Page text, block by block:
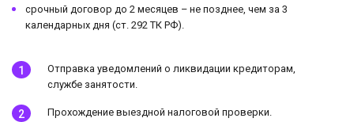
срочный договор до 2 месяцев – не позднее, чем за 3
календарных дня (ст. 292 ТК РФ).
Отправка уведомлений о ликвидации кредиторам,
службе занятости.
Прохождение выездной налоговой проверки.